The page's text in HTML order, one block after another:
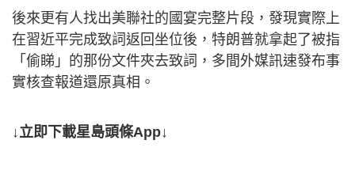
後來更有人找出美聯社的國宴完整片段，發現實際上
在習近平完成致詞返回坐位後，特朗普就拿起了被指
「偷睇」的那份文件夾去致詞，多間外媒訊速發布事
實核查報道還原真相。
↓立即下載星島頭條App↓